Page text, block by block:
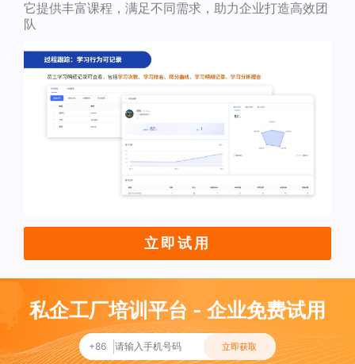
它提供丰富课程，满足不同需求，助力企业打造高效团
队
立即试用
私企工厂培训平台 - 企业免费试用
+86 立即获取